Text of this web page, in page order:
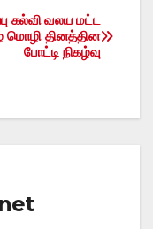
கல்வி வலய மட்ட
மொழி தினத்தின
போட்டி நிகழ்வு